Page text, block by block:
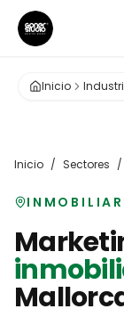
Inicio
Inicio / Sectores /